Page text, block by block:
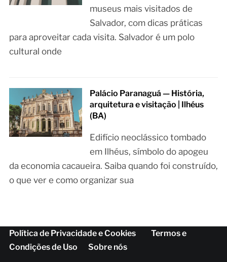
museus mais visitados de
Salvador, com dicas práticas
para aproveitar cada visita. Salvador é um polo
cultural onde
Palácio Paranaguá — História,
arquitetura e visitação | Ilhéus
(BA)
Edifício neoclássico tombado
em Ilhéus, símbolo do apogeu
da economia cacaueira. Saiba quando foi construído,
o que ver e como organizar sua
Política de Privacidade e Cookies
Termos e
Condições de Uso
Sobre nós